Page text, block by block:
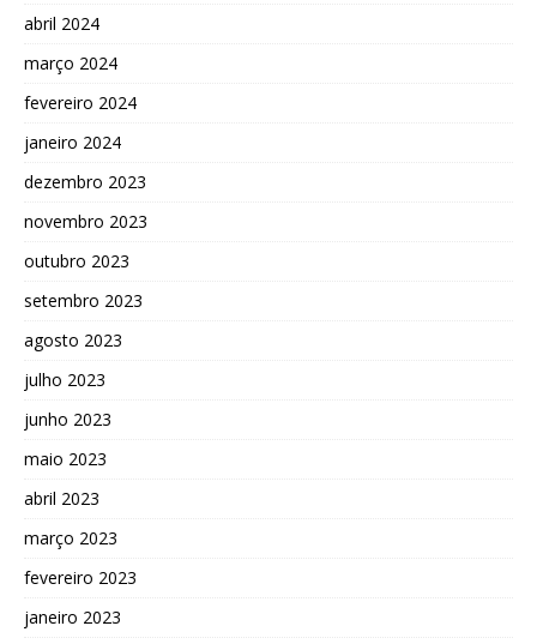
abril 2024
março 2024
fevereiro 2024
janeiro 2024
dezembro 2023
novembro 2023
outubro 2023
setembro 2023
agosto 2023
julho 2023
junho 2023
maio 2023
abril 2023
março 2023
fevereiro 2023
janeiro 2023